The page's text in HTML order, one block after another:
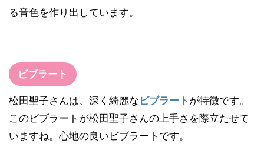
る音色を作り出しています。
ビブラート
松田聖子さんは、深く綺麗な ビブラート が特徴です。
このビブラートが松田聖子さんの上手さを際立たせて
いますね。心地の良いビブラートです。